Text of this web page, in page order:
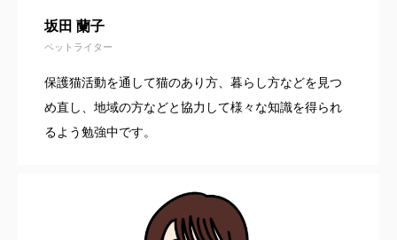
坂田 蘭子
ペットライター
保護猫活動を通して猫のあり方、暮らし方などを見つ
め直し、地域の方などと協力して様々な知識を得られ
るよう勉強中です。